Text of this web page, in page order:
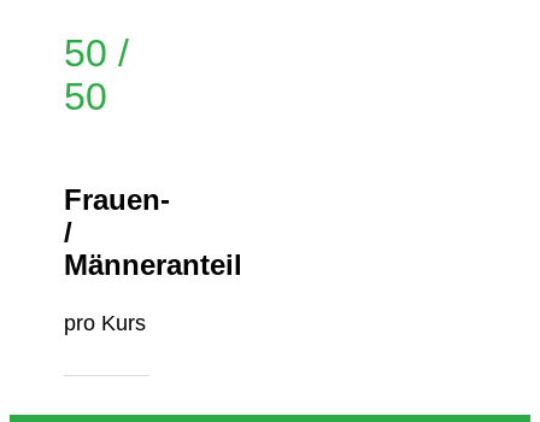
50 /
50
Frauen-
/
Männeranteil
pro Kurs